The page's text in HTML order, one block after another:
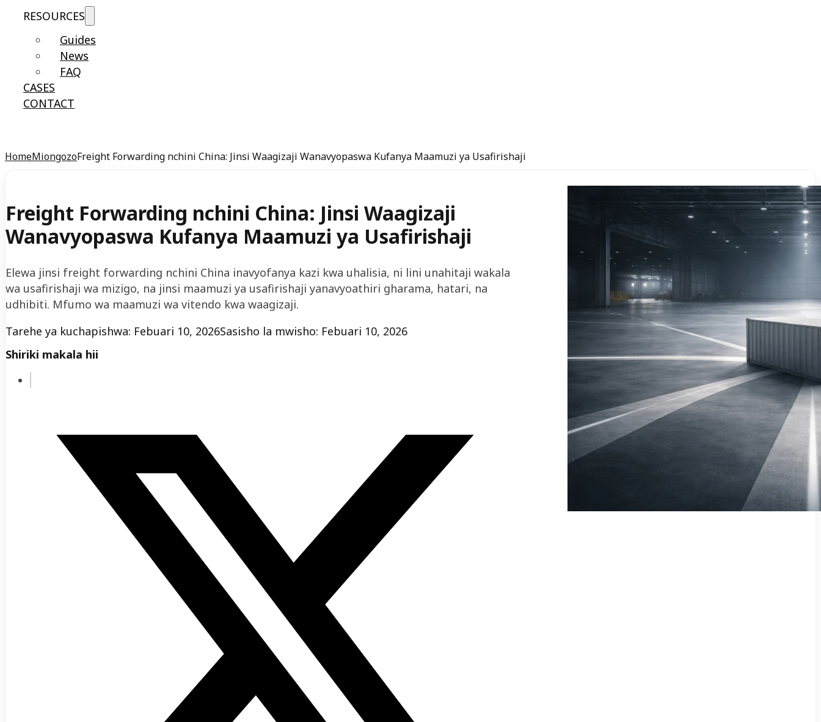
RESOURCES
Guides
News
FAQ
CASES
CONTACT
HomeMiongozoFreight Forwarding nchini China: Jinsi Waagizaji Wanavyopaswa Kufanya Maamuzi ya Usafirishaji
Freight Forwarding nchini China: Jinsi Waagizaji
Wanavyopaswa Kufanya Maamuzi ya Usafirishaji
Elewa jinsi freight forwarding nchini China inavyofanya kazi kwa uhalisia, ni lini unahitaji wakala
wa usafirishaji wa mizigo, na jinsi maamuzi ya usafirishaji yanavyoathiri gharama, hatari, na
udhibiti. Mfumo wa maamuzi wa vitendo kwa waagizaji.
Tarehe ya kuchapishwa: Febuari 10, 2026Sasisho la mwisho: Febuari 10, 2026
Shiriki makala hii